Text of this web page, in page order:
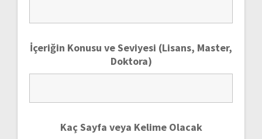
İçeriğin Konusu ve Seviyesi (Lisans, Master,
Doktora)
Kaç Sayfa veya Kelime Olacak